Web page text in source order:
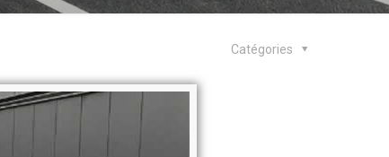
Catégories